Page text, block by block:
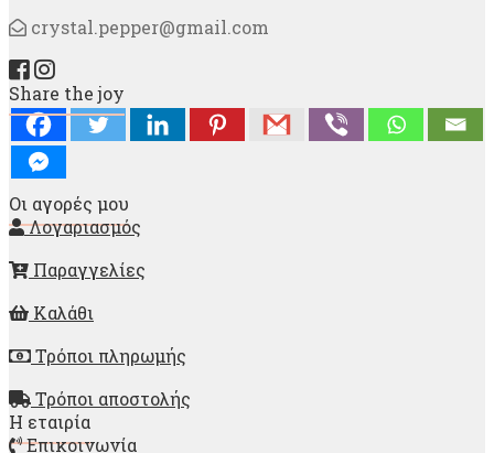
crystal.pepper@gmail.com
Share the joy
Οι αγορές μου
Λογαριασμός
Παραγγελίες
Καλάθι
Τρόποι πληρωμής
Τρόποι αποστολής
Η εταιρία
Επικοινωνία